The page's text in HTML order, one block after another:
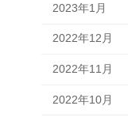
2023年1月
2022年12月
2022年11月
2022年10月